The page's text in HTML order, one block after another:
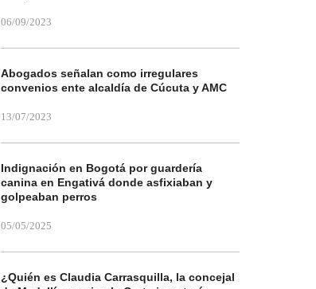
06/09/2023
Abogados señalan como irregulares
convenios ente alcaldía de Cúcuta y AMC
13/07/2023
Indignación en Bogotá por guardería
canina en Engativá donde asfixiaban y
golpeaban perros
05/05/2025
¿Quién es Claudia Carrasquilla, la concejal